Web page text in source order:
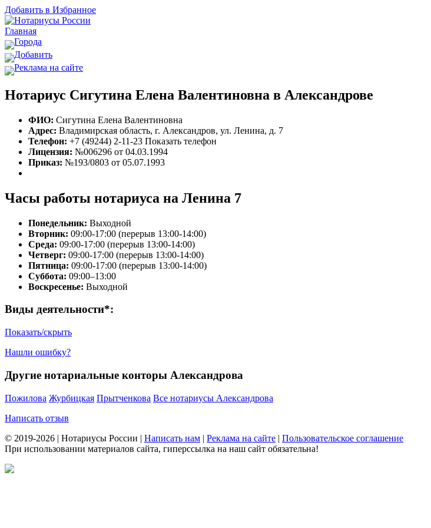
Добавить в Избранное
Главная
Города
Добавить
Реклама на сайте
Нотариус Сигутина Елена Валентиновна в Александрове
ФИО: Сигутина Елена Валентиновна
Адрес: Владимирская область, г. Александров, ул. Ленина, д. 7
Телефон: +7 (49244) 2-11-23 Показать телефон
Лицензия: №006296 от 04.03.1994
Приказ: №193/0803 от 05.07.1993
Часы работы нотариуса на Ленина 7
Понедельник: Выходной
Вторник: 09:00-17:00 (перерыв 13:00-14:00)
Среда: 09:00-17:00 (перерыв 13:00-14:00)
Четверг: 09:00-17:00 (перерыв 13:00-14:00)
Пятница: 09:00-17:00 (перерыв 13:00-14:00)
Суббота: 09:00–13:00
Воскресенье: Выходной
Виды деятельности*:
Показать/скрыть
Нашли ошибку?
Другие нотариальные конторы Александрова
Пожилова Журбицкая Прытченкова Все нотариусы Александрова
Написать отзыв
© 2019-2026 | Нотариусы России | Написать нам | Реклама на сайте | Пользовательское соглашение
При использовании материалов сайта, гиперссылка на наш сайт обязательна!